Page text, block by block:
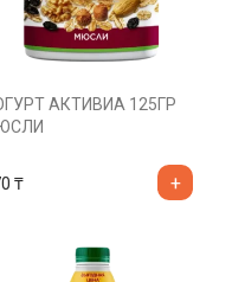
АКТИВИА 125ГР
₸